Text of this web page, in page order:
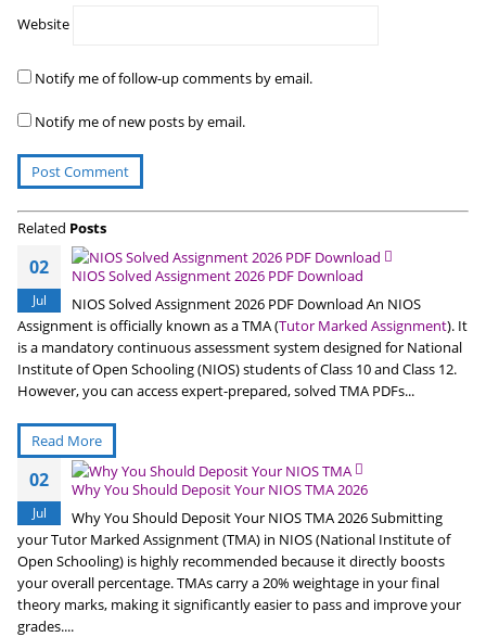
Website
Notify me of follow-up comments by email.
Notify me of new posts by email.
Related Posts
02
Jul
NIOS Solved Assignment 2026 PDF Download
NIOS Solved Assignment 2026 PDF Download An NIOS
Assignment is officially known as a TMA (Tutor Marked Assignment). It
is a mandatory continuous assessment system designed for National
Institute of Open Schooling (NIOS) students of Class 10 and Class 12.
However, you can access expert-prepared, solved TMA PDFs...
Read More
02
Jul
Why You Should Deposit Your NIOS TMA 2026
Why You Should Deposit Your NIOS TMA 2026 Submitting
your Tutor Marked Assignment (TMA) in NIOS (National Institute of
Open Schooling) is highly recommended because it directly boosts
your overall percentage. TMAs carry a 20% weightage in your final
theory marks, making it significantly easier to pass and improve your
grades....